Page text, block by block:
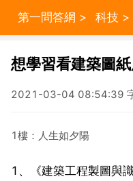
第一問答網 > 科技 >
麼樣的書籍
想學習看建築圖
2021-03-04 08:54:39
1樓：人生如夕陽
1、《建築工程製圖與